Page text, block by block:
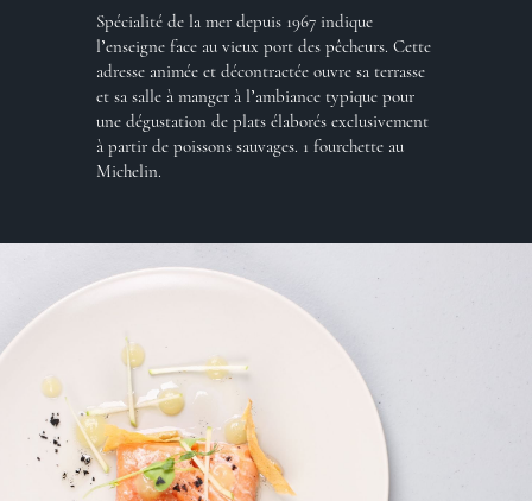
Spécialité de la mer depuis 1967 indique
l’enseigne face au vieux port des pêcheurs. Cette
adresse animée et décontractée ouvre sa terrasse
et sa salle à manger à l’ambiance typique pour
une dégustation de plats élaborés exclusivement
à partir de poissons sauvages. 1 fourchette au
Michelin.